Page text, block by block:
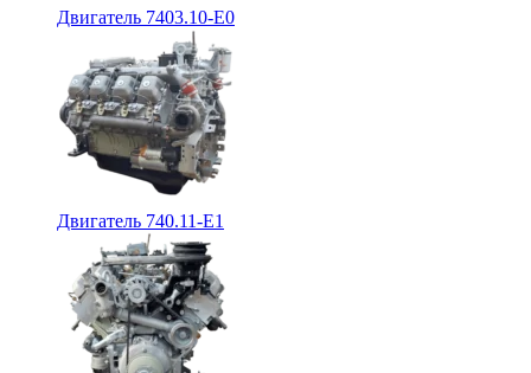
Двигатель 7403.10-E0
Двигатель 740.11-E1